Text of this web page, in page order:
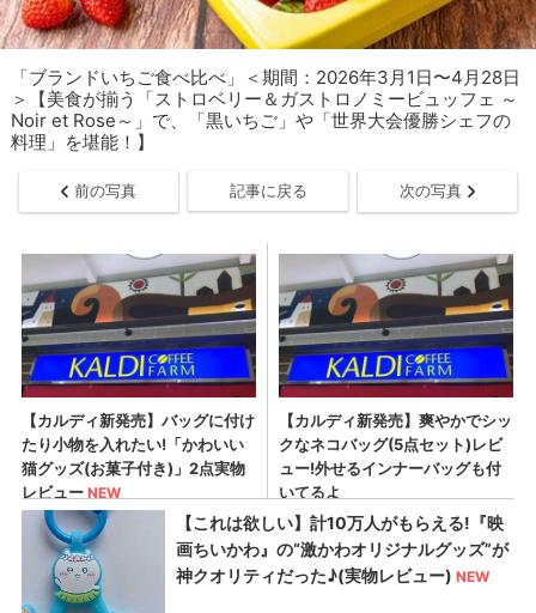
「ブランドいちご食べ比べ」＜期間：2026年3月1日〜4月28日
＞【美食が揃う「ストロベリー＆ガストロノミービュッフェ ～
Noir et Rose～」で、「黒いちご」や「世界大会優勝シェフの
料理」を堪能！】
前の写真 記事に戻る 次の写真